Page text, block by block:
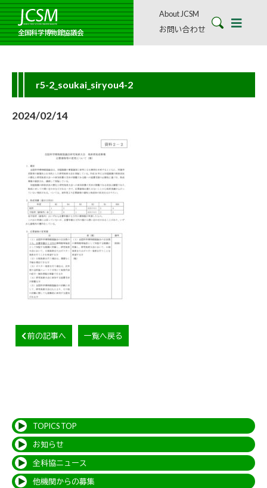
全国科学博物館協議会
About JCSM
お問い合わせ
r5-2_soukai_siryou4-2
2024/02/14
前の記事へ 一覧へ戻る
TOPICS TOP
お知らせ
全科協ニュース
他機関からの募集